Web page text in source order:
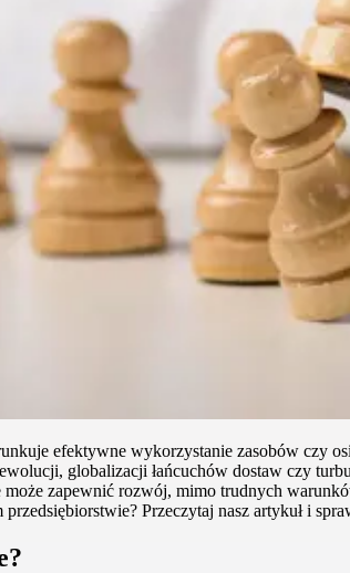
efektywne wykorzystanie zasobów czy
globalizacji łańcuchów dostaw czy
może zapewnić rozwój, mimo trudnych
Przeczytaj nasz artykuł i